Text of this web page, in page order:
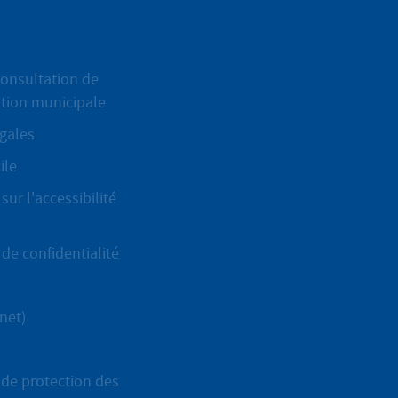
de
municipale
l'accessibilité
confidentialité
protection des